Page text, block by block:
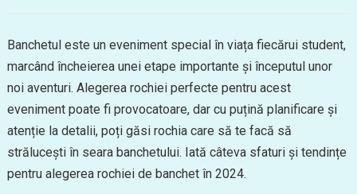
Banchetul este un eveniment special în viața fiecărui student,
marcând încheierea unei etape importante și începutul unor
noi aventuri. Alegerea rochiei perfecte pentru acest
eveniment poate fi provocatoare, dar cu puțină planificare și
atenție la detalii, poți găsi rochia care să te facă să
strălucești în seara banchetului. Iată câteva sfaturi și tendințe
pentru alegerea rochiei de banchet în 2024.